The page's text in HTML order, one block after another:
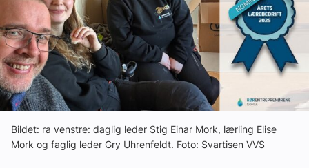
Kontakt oss:
Abonner på fagbladet Byggfakta Nyheter
Annonsere i VVS Aktuelt
Kontakt oss
Tips oss
Bildet: ra venstre: daglig leder Stig Einar Mork, lærling Elise
Mork og faglig leder Gry Uhrenfeldt. Foto: Svartisen VVS